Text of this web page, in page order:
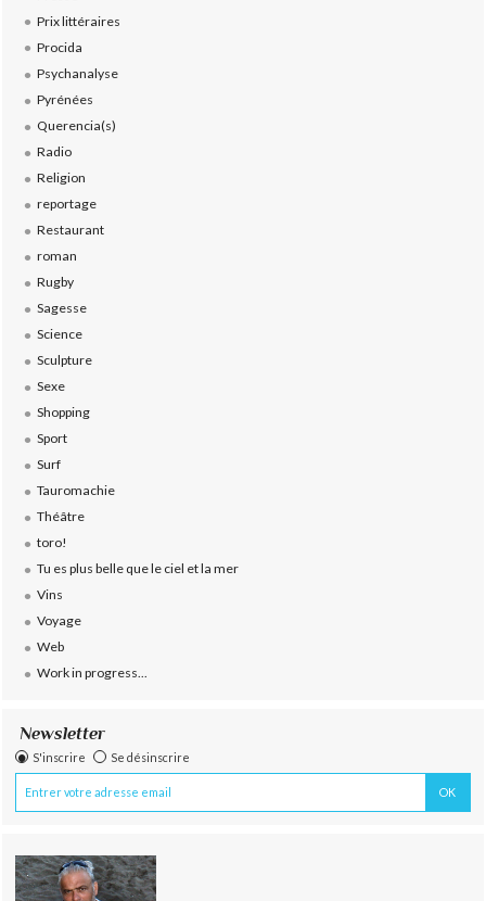
Prix littéraires
Procida
Psychanalyse
Pyrénées
Querencia(s)
Radio
Religion
reportage
Restaurant
roman
Rugby
Sagesse
Science
Sculpture
Sexe
Shopping
Sport
Surf
Tauromachie
Théâtre
toro!
Tu es plus belle que le ciel et la mer
Vins
Voyage
Web
Work in progress...
Newsletter
S'inscrire Se désinscrire